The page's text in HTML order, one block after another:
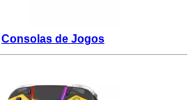
Consolas de Jogos